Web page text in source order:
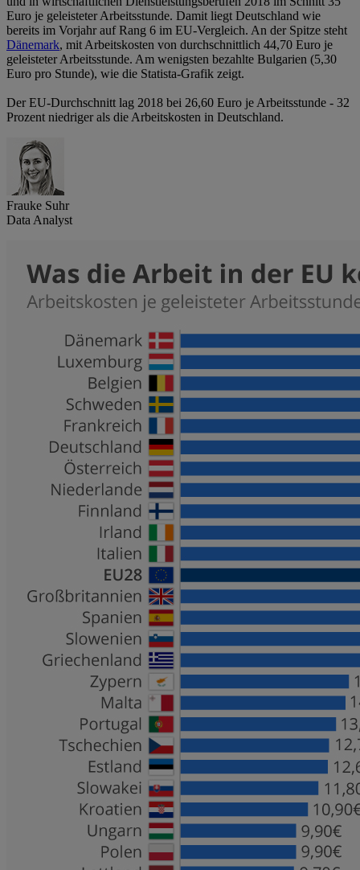
Euro je geleisteter Arbeitsstunde. Damit liegt Deutschland wie
bereits im Vorjahr auf Rang 6 im EU-Vergleich. An der Spitze steht
Dänemark, mit Arbeitskosten von durchschnittlich 44,70 Euro je
geleisteter Arbeitsstunde. Am wenigsten bezahlte Bulgarien (5,30
Euro pro Stunde), wie die Statista-Grafik zeigt.
Der EU-Durchschnitt lag 2018 bei 26,60 Euro je Arbeitsstunde - 32
Prozent niedriger als die Arbeitskosten in Deutschland.
Frauke Suhr
Data Analyst